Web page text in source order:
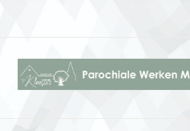
inhoud